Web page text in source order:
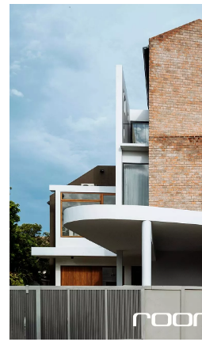
วัตถุประสงค์เปิดเป็นโชว์รูมขาย
ธรรมชาติ อิฐจึงกลายเป็นตัวแทนเ
นัยเช่นเดียวกันนี้ไปพร้อมกัน จากอ
พ.ศ. 2518 ในย่านถนนเลอวานซี สต
กลางกรุงโฮจิมินห์ ซิตี้ ประเทศเวีย
ผ่านมาที่นี่เคยได้รับการเปลี่ยนมือแ
หลายครั้ง กระทั่งล่าสุดกับการรีโน
จึงกลายเป็นอาคารที่โดดเด่นกว่า
จากก้อนอิฐเรียงซ้อนกันขึ้นไปอยู่บน
ทุกคนเข้าสู่พื้นที่ภายในซึ่งใช้วัสดุช
สินค้า O rganicare Showroo ภายใ
คุณค่าผลิตภัณฑ์อย่าง น้ำปลา ซึ่ง
ของเวียดนาม นอกจากนั้นทีมสถา
คุณค่าของอิฐมอญวัสดุแบบดั้งเดิม